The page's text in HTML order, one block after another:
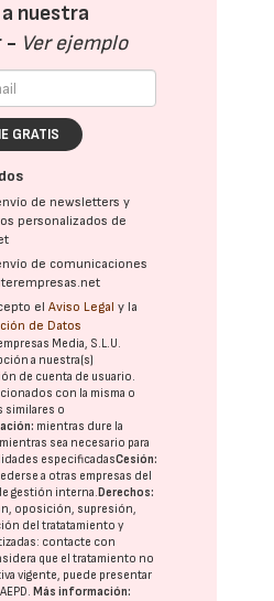
nuestra
- Ver ejemplo
GRATIS
de newsletters y
personalizados de
de comunicaciones
elAviso Legal y la
de Datos
Media, S.L.U.
a nuestra(s)
de cuenta de usuario.
con la misma o
similares o
mientras dure la
sea necesario para
especificadasCesión:
a otras empresas del
gestión interna. Derechos:
oposición, supresión,
del tratatamiento y
contacte con
que el tratamiento no
vigente, puede presentar
AEPD. Más información: